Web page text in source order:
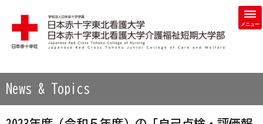
学校法人 日本赤十字学園 日本赤十字東北看護大学・日本赤
News & Topics